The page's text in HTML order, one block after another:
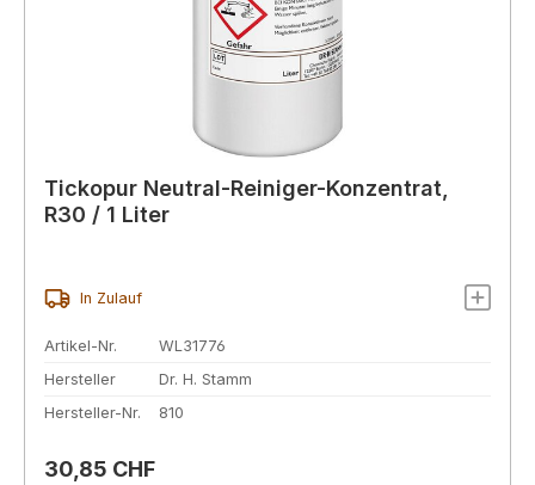
Tickopur Neutral-Reiniger-Konzentrat,
R30 / 1 Liter
In Zulauf
Artikel-Nr.
WL31776
Hersteller
Dr. H. Stamm
Hersteller-Nr.
810
Regulärer Preis:
30,85 CHF